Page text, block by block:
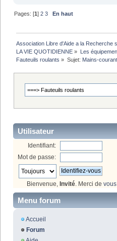
Pages: [1]2 3
En haut
Association Libre d'Aide a la Recherche
LA VIE QUOTIDIENNE » Les
Fauteuils roulants » Sujet: Mains-
Utilisateur
Identifiant:
Mot de passe:
Bienvenue, Invité . Merci de
Menu forum
Accueil
Forum